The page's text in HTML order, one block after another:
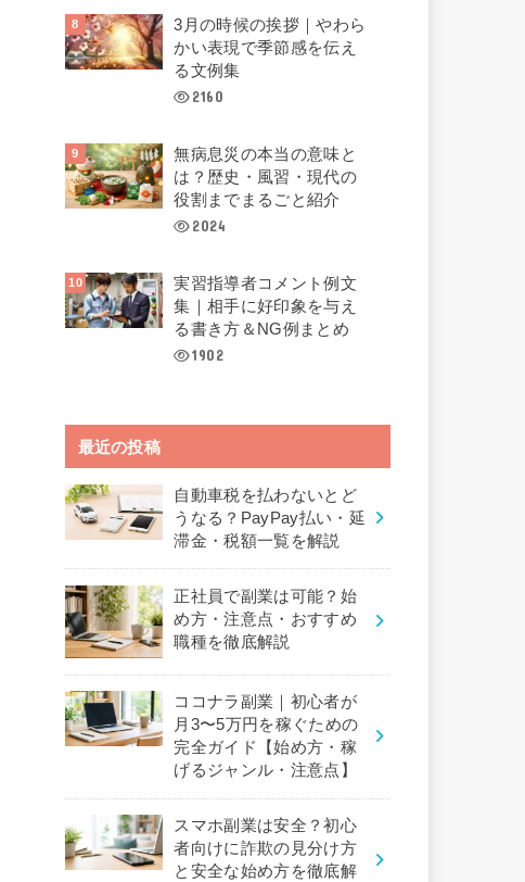
3月の時候の挨拶｜やわら
かい表現で季節感を伝え
る文例集
2160
無病息災の本当の意味と
は？歴史・風習・現代の
役割までまるごと紹介
2024
実習指導者コメント例文
集｜相手に好印象を与え
る書き方＆NG例まとめ
1902
最近の投稿
自動車税を払わないとど
うなる？PayPay払い・延
滞金・税額一覧を解説
正社員で副業は可能？始
め方・注意点・おすすめ
職種を徹底解説
ココナラ副業｜初心者が
月3〜5万円を稼ぐための
完全ガイド【始め方・稼
げるジャンル・注意点】
スマホ副業は安全？初心
者向けに詐欺の見分け方
と安全な始め方を徹底解